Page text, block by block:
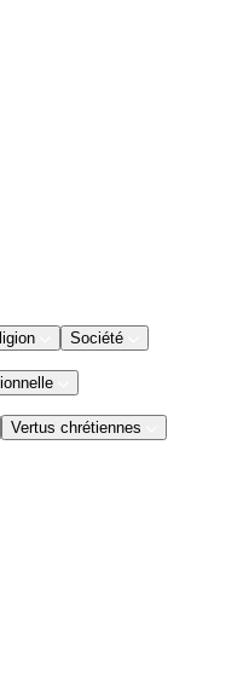
Société
Vertus chrétiennes